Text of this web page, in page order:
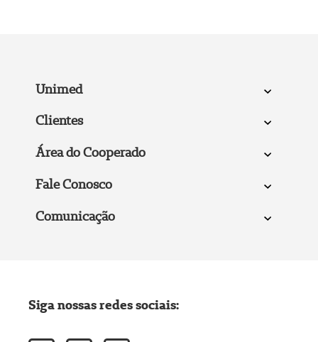
Unimed
Clientes
Área do Cooperado
Fale Conosco
Comunicação
Siga nossas redes sociais: